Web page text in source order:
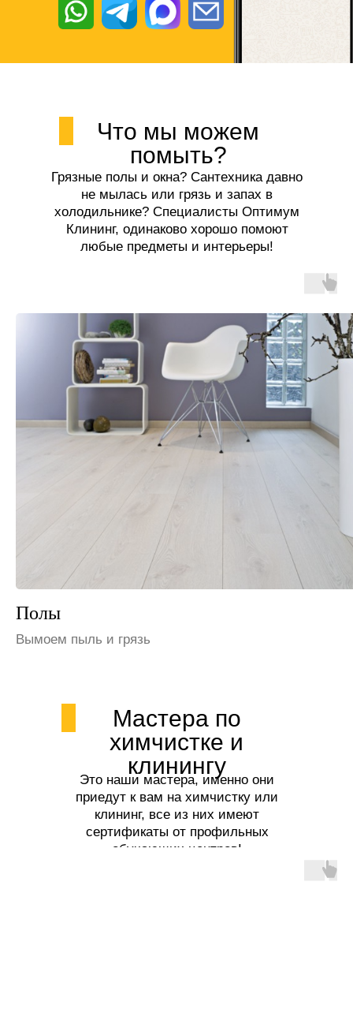
Что мы можем
помыть?
Грязные полы и окна? Сантехника давно
не мылась или грязь и запах в
холодильнике? Специалисты Оптимум
Клининг, одинаково хорошо помоют
любые предметы и интерьеры!
Шкафы и полки
Избавим от пыли
Мастера по
химчистке и
клинингу
Это наши мастера, именно они
приедут к вам на химчистку или
клининг, все из них имеют
сертификаты от профильных
обучающих центров!